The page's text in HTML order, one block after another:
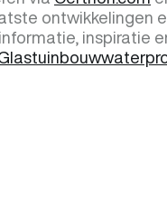
ontwikkelingen
inspiratie